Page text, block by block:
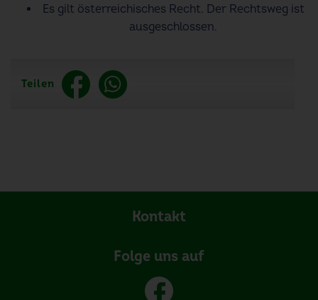
Es gilt österreichisches Recht. Der Rechtsweg ist
ausgeschlossen.
Teilen
Kontakt
Folge uns auf